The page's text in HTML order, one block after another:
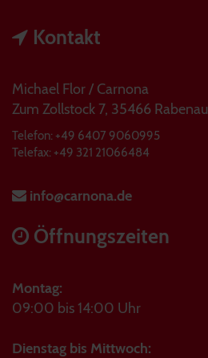
Kontakt
Michael Flor / Carnona
Zum Zollstock 7, 35466 Rabenau
Telefon: +49 6407 9060995
Telefax: +49 321 21066484
info@carnona.de
Öffnungszeiten
Montag:
09:00 bis 14:00 Uhr
Dienstag bis Mittwoch: